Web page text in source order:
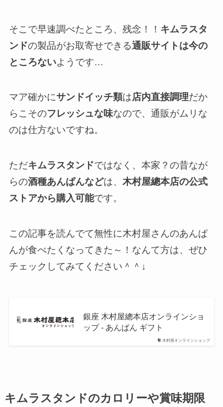
そこで早速調べたところ、残念！！ キムラスタ
ンドの製品がお取寄せできる通販サイトは今の
ところないようです…
マア確かにサンドイッチ類は店内直接調理だか
らこそのフレッシュな味なので、通販がムリな
のは仕方ないですね。
ただキムラスタンドではなく、本家？の昔なが
らの酒種あんぱんなどは、 木村屋總本店の公式
ストアから購入可能です。
この記事を読んでて無性に木村屋さんのあんぱ
んが食べたくなってきた～！なんて方は、ぜひ
チェックしてみてください＾＾↓
木村屋オンラインショップ
銀座 木村屋總本店オンラインショ
ップ - あんぱん ギフト
キムラスタンドのカロリーや賞味期限